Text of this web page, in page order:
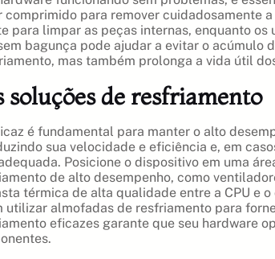
comprimido para remover cuidadosamente
para limpar as peças internas, enquanto
bagunça pode ajudar a evitar o acúmulo
mas também prolonga a vida útil
soluções de resfriamento
é fundamental para manter o alto
sua velocidade e eficiência e, em
Posicione o dispositivo em uma
de alto desempenho, como
térmica de alta qualidade entre a CPU e
utilizar almofadas de resfriamento para
eficazes garante que seu hardware